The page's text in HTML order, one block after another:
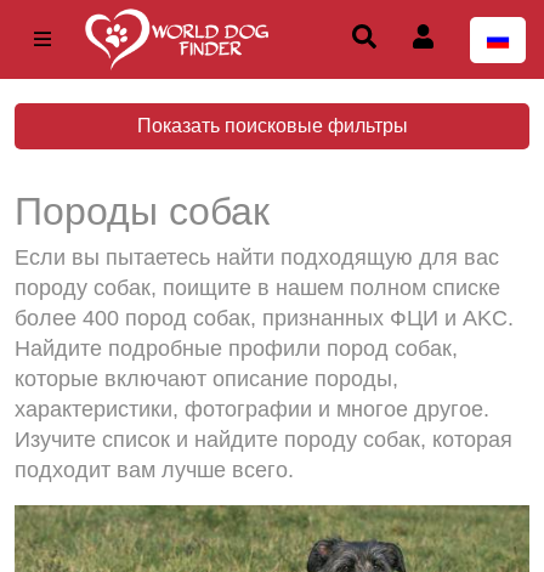
Показать поисковые фильтры
Породы собак
Если вы пытаетесь найти подходящую для вас
породу собак, поищите в нашем полном списке
более 400 пород собак, признанных ФЦИ и AKC.
Найдите подробные профили пород собак,
которые включают описание породы,
характеристики, фотографии и многое другое.
Изучите список и найдите породу собак, которая
подходит вам лучше всего.